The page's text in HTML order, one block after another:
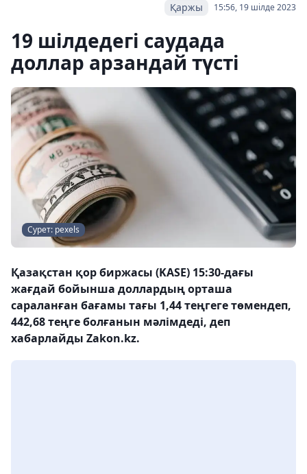
15:56, 19 шілде 2023
Қаржы
19 шілдедегі саудада
доллар арзандай түсті
Сурет: pexels
Қазақстан қор биржасы (KASE) 15:30-дағы
жағдай бойынша доллардың орташа
сараланған бағамы тағы 1,44 теңгеге төмендеп,
442,68 теңге болғанын мәлімдеді, деп
хабарлайды Zakon.kz.